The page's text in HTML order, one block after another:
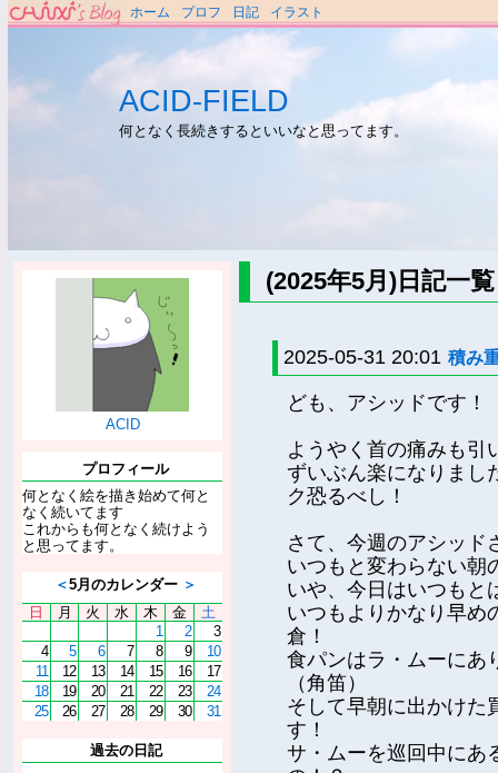
ホーム プロフ 日記 イラスト
ACID-FIELD
何となく長続きするといいなと思ってます。
ACID
プロフィール
何となく絵を描き始めて何と
なく続いてます
これからも何となく続けよう
と思ってます。
＜5月のカレンダー ＞
日
月 火 水 木 金
土
1
2
3
4
5 6 7 8 9
10
11
12 13 14 15 16
17
18
19 20 21 22 23
24
25
26 27 28 29 30 31
過去の日記
(2025年5月)日記一覧
2025-05-31 20:01 積み
ども、アシッドです！
ようやく首の痛みも引
ずいぶん楽になりまし
ク恐るべし！
さて、今週のアシッド
いつもと変わらない朝
いや、今日はいつもと
いつもよりかなり早め
倉！
食パンはラ・ムーにあ
（角笛）
そして早朝に出かけた
す！
サ・ムーを巡回中にあ